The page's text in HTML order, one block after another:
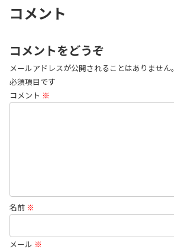
コメント
コメントをどうぞ
メールアドレスが公開されることはありません。
必須項目です
コメント ※
名前 ※
メール ※